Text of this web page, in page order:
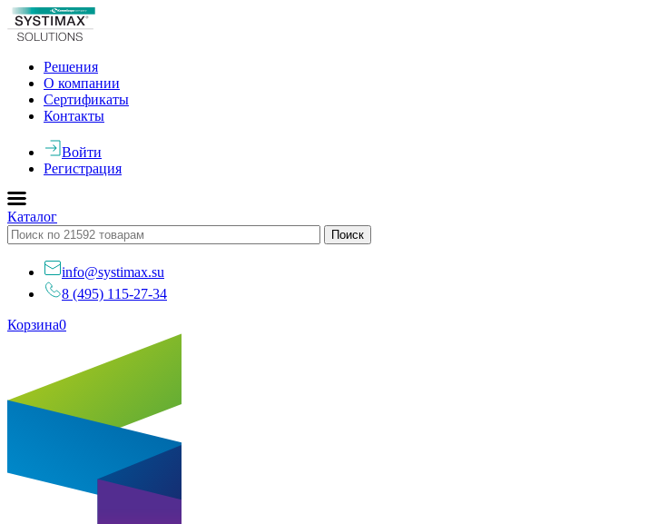
Решения
О компании
Сертификаты
Контакты
Войти
Регистрация
Каталог
info@systimax.su
8 (495) 115-27-34
Корзина0